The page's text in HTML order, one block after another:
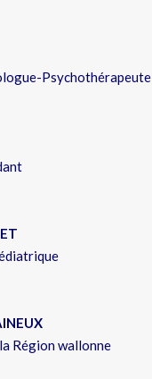
Psychothérapeute
Région wallonne